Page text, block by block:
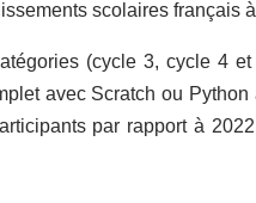
scolaires français
(cycle 3, cycle 4
avec Scratch ou
par rapport à